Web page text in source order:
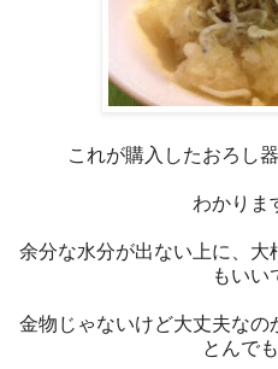
これが購入したおろし
わかりま
余分な水分が出ない上に、大
もいい
金物じゃないけど大丈夫な
とんで